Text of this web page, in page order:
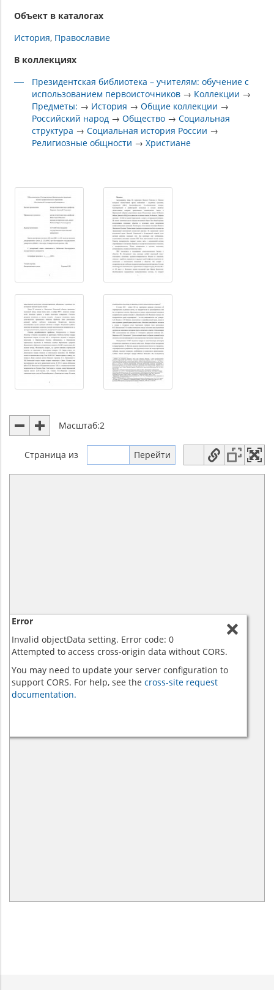
Объект в каталогах
История Православие
В коллекциях
Президентская библиотека – учителям: обучение с
использованием первоисточников → Коллекции →
Предметы: → История →Общие коллекции →
Российский народ →Общество →Социальная
структура →Социальная история России →
Религиозные общности →Христиане
Масштаб:2
Страница из
Error
Invalid objectData setting. Error code: 0
Attempted to access cross-origin data without CORS.
You may need to update your server configuration to
support CORS. For help, see the cross-site request
documentation.